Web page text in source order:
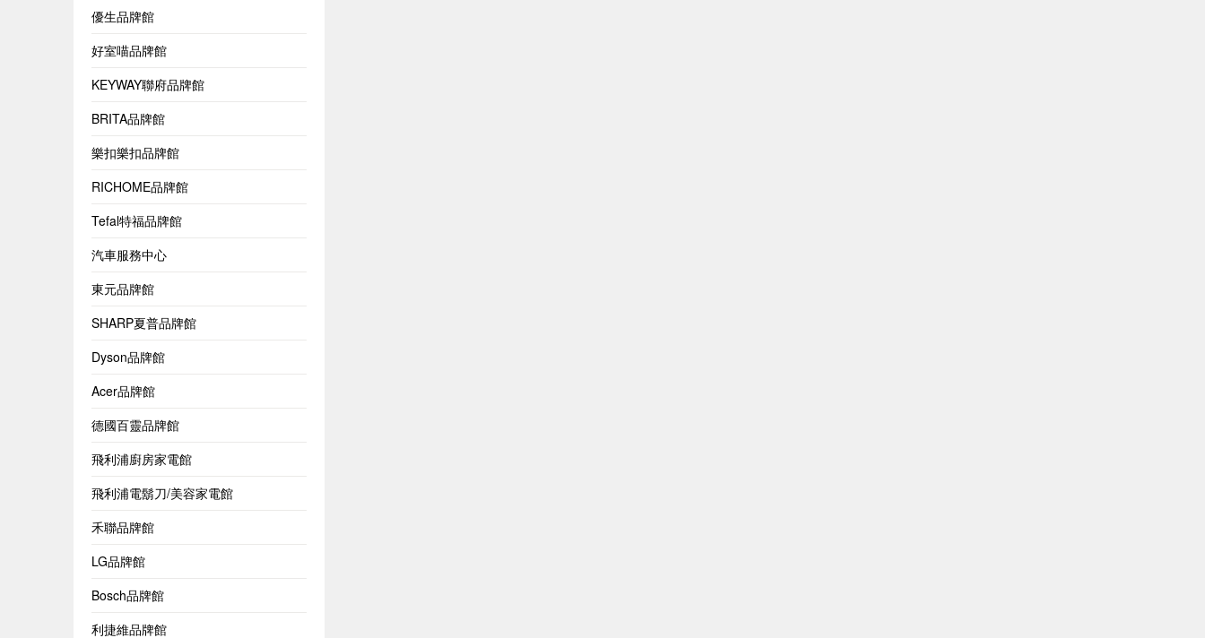
優生品牌館
好室喵品牌館
KEYWAY聯府品牌館
BRITA品牌館
樂扣樂扣品牌館
RICHOME品牌館
Tefal特福品牌館
汽車服務中心
東元品牌館
SHARP夏普品牌館
Dyson品牌館
Acer品牌館
德國百靈品牌館
飛利浦廚房家電館
飛利浦電鬍刀/美容家電館
禾聯品牌館
LG品牌館
Bosch品牌館
利捷維品牌館